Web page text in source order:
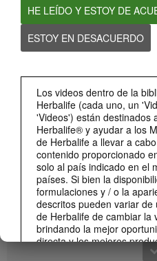
HE LEÍDO Y ESTOY DE
ESTOY EN DESACUERDO
Los videos dentro de la
Herbalife (cada uno, un
'Videos') están destinados
Herbalife® y ayudar a los
de Herbalife a llevar a
contenido proporcionado
solo al país indicado en el
países. Si bien la
formulaciones y / o la
descritos pueden variar
de Herbalife de cambiar la
brindando la mejor
directa y los mejores
de peso son aplicable en
¡Dale un impulso a tu día con los
Conoce los nuevos sabores de Liftoff: